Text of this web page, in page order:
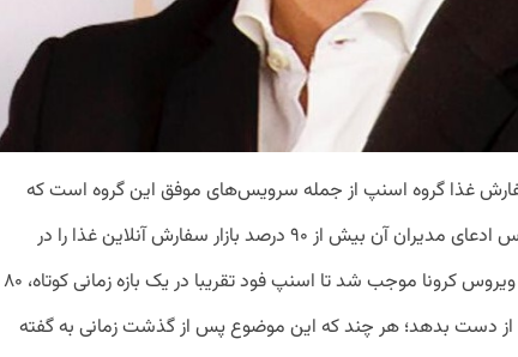
غذا گروه اسنپ از جمله سرویس‌های موفق این گروه است که
بدون رقیب بزرگ براساس ادعای مدیران آن بیش از ۹۰ درصد بازار سفارش آنلاین غذا را در
اختیار دارند. همه‌گیری ویروس کرونا موجب شد تا اسنپ‌ فود تقریبا در یک بازه زمانی کوتاه، ۸۰
از دست بدهد؛ هر چند که این موضوع پس از گذشت زمانی به گفته